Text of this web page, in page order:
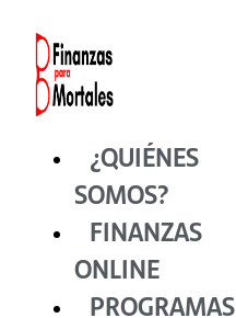
contenido
¿QUIÉNES
SOMOS?
FINANZAS
ONLINE
PROGRAMAS